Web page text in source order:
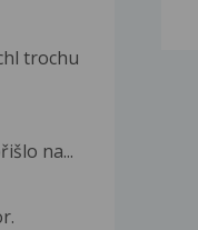
trochu
na...